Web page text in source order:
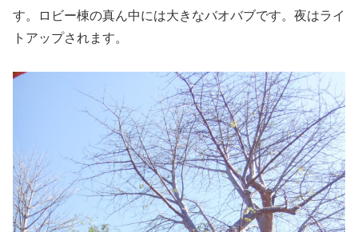
す。ロビー棟の真ん中には大きなバオバブです。夜はライ
トアップされます。